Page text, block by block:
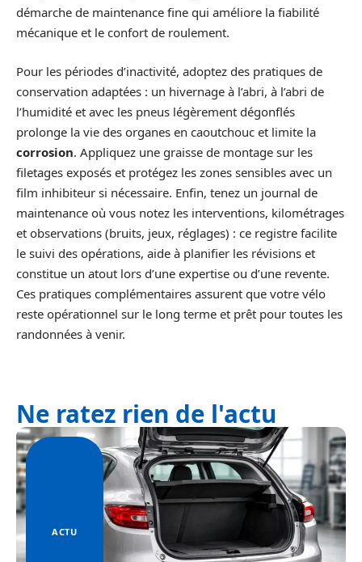
démarche de maintenance fine qui améliore la fiabilité
mécanique et le confort de roulement.
Pour les périodes d’inactivité, adoptez des pratiques de
conservation adaptées : un hivernage à l’abri, à l’abri de
l’humidité et avec les pneus légèrement dégonflés
prolonge la vie des organes en caoutchouc et limite la
corrosion. Appliquez une graisse de montage sur les
filetages exposés et protégez les zones sensibles avec un
film inhibiteur si nécessaire. Enfin, tenez un journal de
maintenance où vous notez les interventions, kilométrages
et observations (bruits, jeux, réglages) : ce registre facilite
le suivi des opérations, aide à planifier les révisions et
constitue un atout lors d’une expertise ou d’une revente.
Ces pratiques complémentaires assurent que votre vélo
reste opérationnel sur le long terme et prêt pour toutes les
randonnées à venir.
Ne ratez rien de l'actu
ACTU